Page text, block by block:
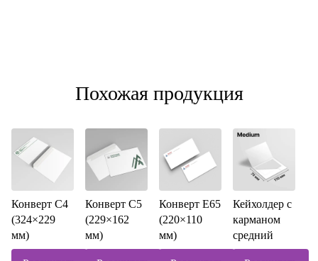
Похожая продукция
Конверт С4
(324×229
мм)
Конверт С5
(229×162
мм)
Конверт Е65
(220×110
мм)
Кейхолдер с
карманом
средний